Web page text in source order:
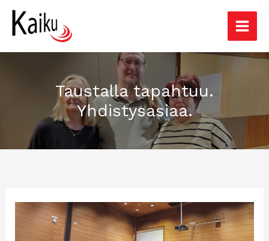
Siirry
sisältöön
Taustalla tapahtuu.
Yhdistysasiaa.